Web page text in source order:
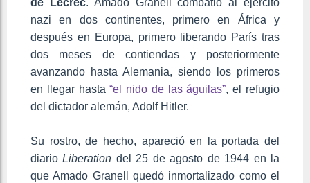
de Lecrec. Amado Granell combatió al ejército
nazi en dos continentes, primero en África y
después en Europa, primero liberando París tras
dos meses de contiendas y posteriormente
avanzando hasta Alemania, siendo los primeros
en llegar hasta“el nido de las águilas”, el refugio
del dictador alemán, Adolf Hitler.
Su rostro, de hecho, apareció en la portada del
diarioLiberation del 25 de agosto de 1944 en la
que Amado Granell quedó inmortalizado como el